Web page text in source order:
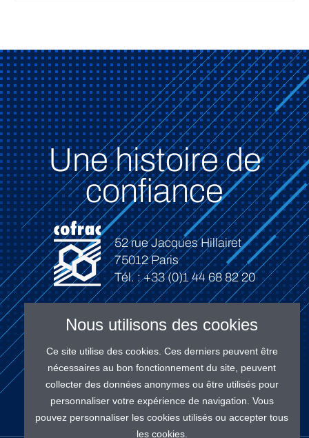
Une histoire de
confiance
52 rue Jacques Hillairet
75012 Paris
Tél. : +33 (0)1 44 68 82 20
Connexion
Nous utilisons des cookies
Ce site utilise des cookies. Ces derniers peuvent être
nécessaires au bon fonctionnement du site, peuvent
collecter des données anonymes ou être utilisés pour
personnaliser votre expérience de navigation. Vous
pouvez personnaliser les cookies utilisés ou accepter tous
les cookies.